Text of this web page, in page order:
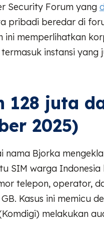
Security Forum yang
pribadi beredar di
memperlihatkan
instansi yang
128 juta
2025)
nama Bjorka
SIM warga Indonesia
telepon, operator,
Kasus ini memicu
melakukan